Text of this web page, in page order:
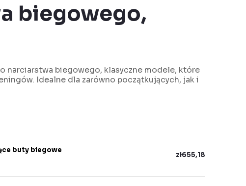
biegowego,
narciarstwa biegowego, klasyczne modele, które
Idealne dla zarówno początkujących, jak i
buty biegowe
zł655,18